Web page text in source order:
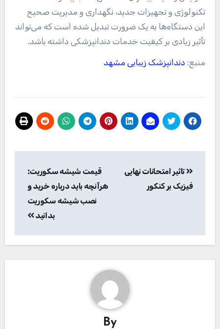
تکنولوژی و تجهیزات جدید، نگهداری و مدیریت صحیح
این دستگاه‌ها به یک ضرورت تبدیل شده است که می‌تواند
تأثیر زیادی بر کیفیت خدمات دندانپزشکی داشته باشد.
منبع: دندانپزشک زیبایی مشهد
نوشته
تاثیر امتحانات نهایی
فیزیک بر کنکور
قیمت شیشه سکوریت:
هرآنچه باید درباره خرید و
نصب شیشه سکوریت
بدانید
By